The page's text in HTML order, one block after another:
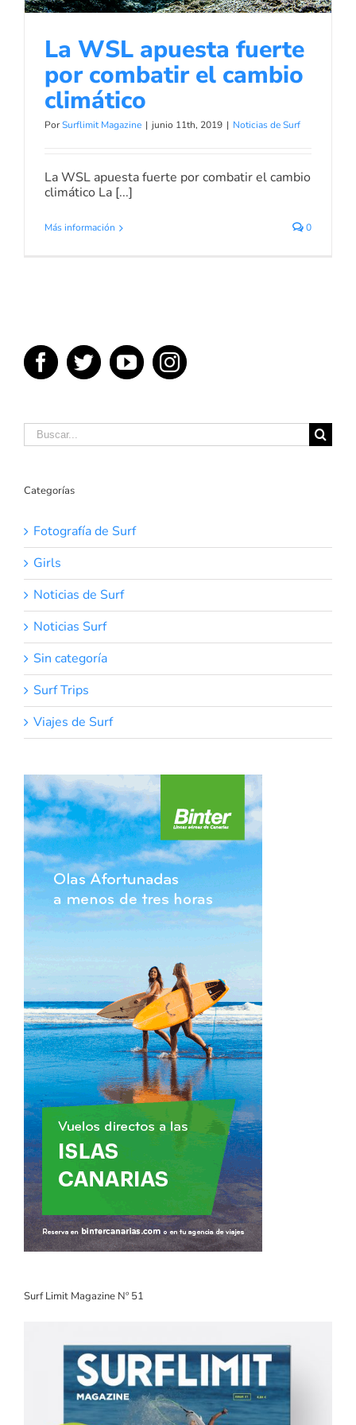
La WSL apuesta fuerte
por combatir el cambio
climático
PorSurflimit Magazine | junio 11th, 2019 | Noticias de Surf
La WSL apuesta fuerte por combatir el cambio
climático La [...]
Más información 0
Buscar:
Categorías
Fotografía de Surf
Girls
Noticias de Surf
Noticias Surf
Sin categoría
Surf Trips
Viajes de Surf
Surf Limit Magazine Nº 51